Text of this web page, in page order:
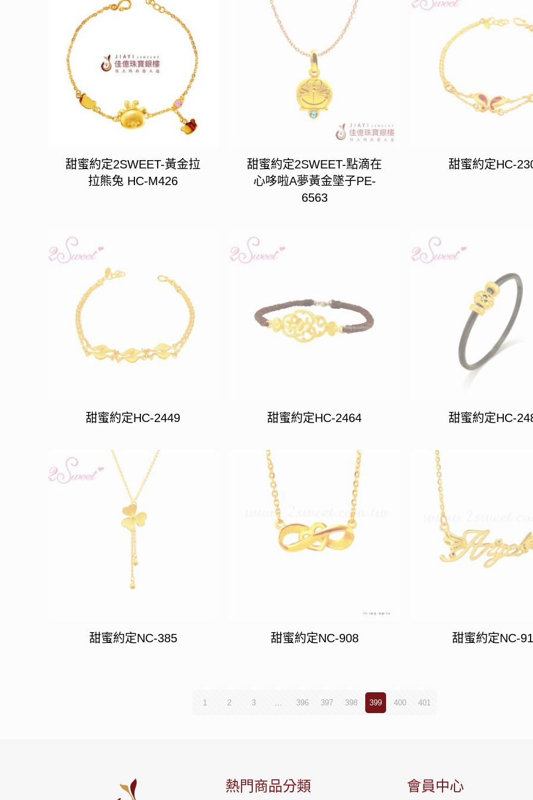
甜蜜約定2SWEET-黃金拉
拉熊兔 HC-M426
甜蜜約定2SWEET-點滴在
心哆啦A夢黃金墜子PE-
6563
甜蜜約定HC-
甜蜜約定HC-2449 甜蜜約定HC-2464 甜蜜約定HC-
甜蜜約定NC-385 甜蜜約定NC-908 甜蜜約定NC-
1 2 3 396 397 398 399 400 401
熱門商品分類 會員中心